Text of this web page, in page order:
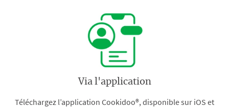
Via l'application
Téléchargez l’application Cookidoo®, disponible sur iOS et